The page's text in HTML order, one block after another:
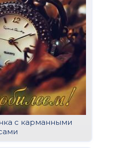
с карманными